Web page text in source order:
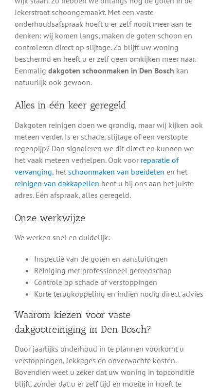
Jekerstraat schoongemaakt. Met een vaste
onderhoudsafspraak hoeft u er zelf nooit meer aan te
denken: wij komen langs, maken de goten schoon en
controleren direct op slijtage. Zo blijft uw woning
beschermd en heeft u er zelf geen omkijken meer naar.
Eenmalig dakgoten schoonmaken in Den Bosch kan
natuurlijk ook gewoon.
Alles in één keer geregeld
Dakgoten reinigen doen we grondig, maar wij kijken ook
meteen verder. Is er schade, slijtage of een verstopte
regenpijp? Dan signaleren we dit direct en kunnen we
het vaak meteen verhelpen. Ook voor reparatie of
vervanging, het schoonmaken van boeidelen en het
reinigen van dakkapellen bent u bij ons aan het juiste
adres. Eén afspraak, alles geregeld.
Onze werkwijze
We werken snel en duidelijk:
Inspectie van de goten en aansluitingen
Reiniging met professioneel gereedschap
Controle op schade of verstoppingen
Korte terugkoppeling en indien nodig direct advies
Waarom kiezen voor vaste
dakgootreiniging in Den Bosch?
Door jaarlijks onderhoud in te plannen voorkomt u
verstoppingen, lekkages en onverwachte kosten.
Bovendien weet u zeker dat uw woning in topconditie
blijft, zonder dat u er zelf tijd en moeite in hoeft te